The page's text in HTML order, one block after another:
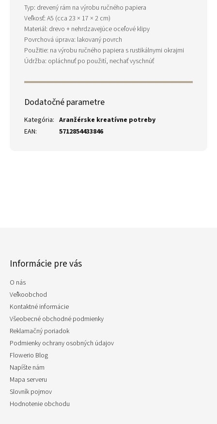
Typ: drevený rám na výrobu ručného papiera
Veľkosť: A5 (cca 23 × 17 × 2 cm)
Materiál: drevo + nehrdzavejúce oceľové klipy
Povrchová úprava: lakovaný povrch
Použitie: na výrobu ručného papiera s rustikálnymi okrajmi
Údržba: opláchnuť po použití, nechať vyschnúť
Dodatočné parametre
Kategória: Aranžérske kreatívne potreby
EAN: 5712854433846
Informácie pre vás
O nás
Veľkoobchod
Kontaktné informácie
Všeobecné obchodné podmienky
Reklamačný poriadok
Podmienky ochrany osobných údajov
Flowerio Blog
Napíšte nám
Mapa serveru
Slovník pojmov
Hodnotenie obchodu